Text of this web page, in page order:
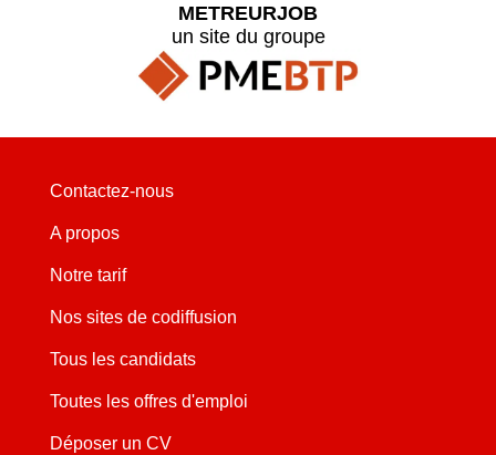
METREURJOB
un site du groupe
Contactez-nous
A propos
Notre tarif
Nos sites de codiffusion
Tous les candidats
Toutes les offres d'emploi
Déposer un CV